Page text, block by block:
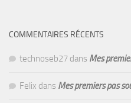
COMMENTAIRES RÉCENTS
technoseb27 dans Mes
Felix dans Mes premiers pas